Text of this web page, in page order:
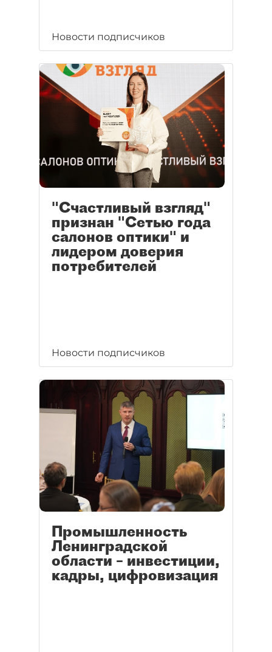
Новости подписчиков
"Счастливый взгляд"
признан "Сетью года
салонов оптики" и
лидером доверия
потребителей
Новости подписчиков
Промышленность
Ленинградской
области – инвестиции,
кадры, цифровизация